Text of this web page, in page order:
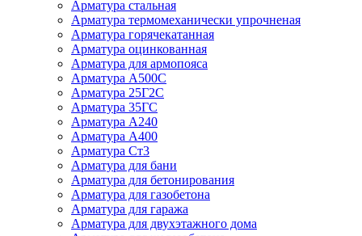
Арматура стальная
Арматура термомеханически упрочненая
Арматура горячекатанная
Арматура оцинкованная
Арматура для армопояса
Арматура A500С
Арматура 25Г2С
Арматура 35ГС
Арматура А240
Арматура А400
Арматура Ст3
Арматура для бани
Арматура для бетонирования
Арматура для газобетона
Арматура для гаража
Арматура для двухэтажного дома